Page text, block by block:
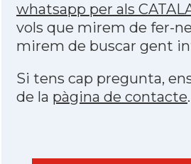
whatsapp per als
vols que mirem de fer-
mirem de buscar gent
Si tens cap pregunta,
de la pàgina de contacte.